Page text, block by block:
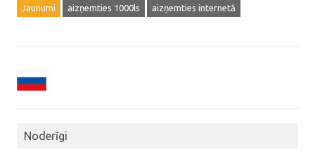
Jaunumi aizņemties 1000ls aizņemties internetā
Noderīgi